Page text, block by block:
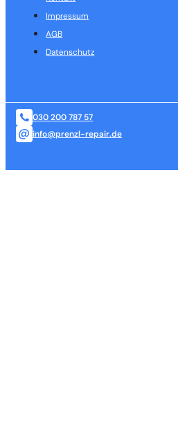
Impressum
AGB
Datenschutz
030 200 787 57
info@prenzl-repair.de